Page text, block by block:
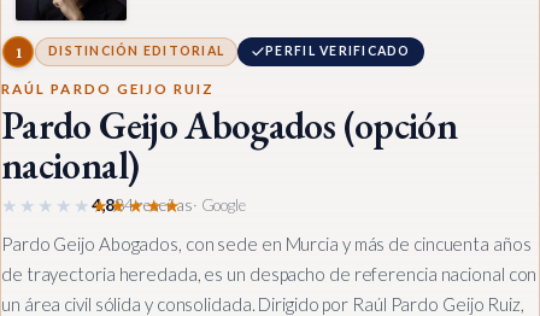
1 DISTINCIÓN EDITORIAL PERFIL VERIFICADO
RAÚL PARDO GEIJO RUIZ
Pardo Geijo Abogados (opción
nacional)
★★★★★★★★★★
4,884 reseñas· Google
Pardo Geijo Abogados, con sede en Murcia y más de cincuenta años
de trayectoria heredada, es un despacho de referencia nacional con
un área civil sólida y consolidada. Dirigido por Raúl Pardo Geijo Ruiz,